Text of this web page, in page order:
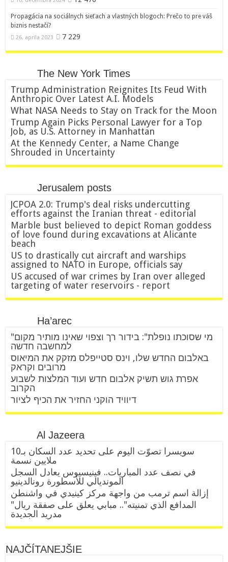
Propagácia na sociálnych sieťach a vlastných blogoch: Prečo to pre váš
biznis nestačí?
26. apríla 2023 7 229
The New York Times
Trump Administration Reignites Its Feud With
Anthropic Over Latest A.I. Models
What NASA Needs to Stay on Track for the Moon
Trump Again Picks Personal Lawyer for a Top
Job, as U.S. Attorney in Manhattan
At the Kennedy Center, a Name Change
Shrouded in Uncertainty
Jerusalem posts
JCPOA 2.0: Trump's deal risks undercutting
efforts against the Iranian threat - editorial
Marble bust believed to depict Roman goddess
of love found during excavations at Alicante
beach
US to drastically cut aircraft and warships
assigned to NATO in Europe, officials say
US accused of war crimes by Iran over alleged
targeting of water reservoirs - report
Ha’arec
"מי שסוכתו נופלת": בידור רך וצפוי שאינו מותיר מקום
למחשבה חדשה
באלבום החדש שלו, וינס סטייפלס מזקק את המיאוס
מרובים וקראק
אפרת גוש תשיק אלבום חדש ועוד המלצות לשבוע
הקרוב
דיוויד הוקני החזיר את הכיף לציור
Al Jazeera
سويسرا تصوّت اليوم على تحديد عدد السكان بـ10
ملايين نسمة
في نصف عدد المباريات.. فينيسيوس يعادل السجل
المونديالي للأسطورة رونالدينيو
إزالة اسم ترمب من واجهة مركز كينيدي في واشنطن
"المدافع الذي تمنيته".. مبابي يعلق على صفقة ريال
مدريد الجديدة
NAJČÍTANEJŠIE